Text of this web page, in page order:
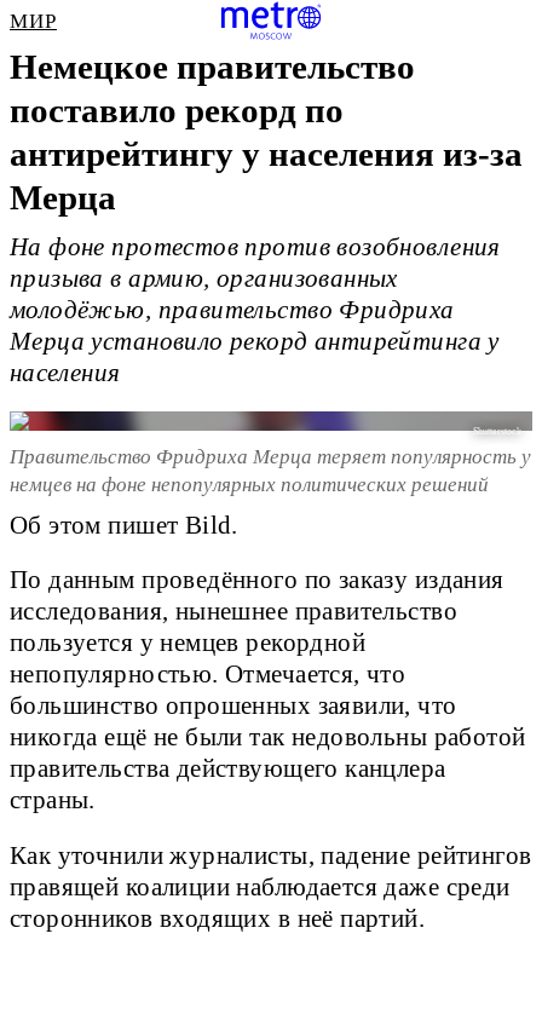
МИР
Немецкое правительство
поставило рекорд по
антирейтингу у населения из-за
Мерца
На фоне протестов против возобновления
призыва в армию, организованных
молодёжью, правительство Фридриха
Мерца установило рекорд антирейтинга у
населения
Shutterstock
Правительство Фридриха Мерца теряет популярность у
немцев на фоне непопулярных политических решений
Об этом пишет Bild.
По данным проведённого по заказу издания
исследования, нынешнее правительство
пользуется у немцев рекордной
непопулярностью. Отмечается, что
большинство опрошенных заявили, что
никогда ещё не были так недовольны работой
правительства действующего канцлера
страны.
Как уточнили журналисты, падение рейтингов
правящей коалиции наблюдается даже среди
сторонников входящих в неё партий.